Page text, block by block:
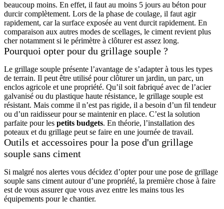
beaucoup moins. En effet, il faut au moins 5 jours au béton pour
durcir complètement. Lors de la phase de coulage, il faut agir
rapidement, car la surface exposée au vent durcit rapidement. En
comparaison aux autres modes de scellages, le ciment revient plus
cher notamment si le périmètre à clôturer est assez long.
Pourquoi opter pour du grillage souple ?
Le grillage souple présente l’avantage de s’adapter à tous les types
de terrain. Il peut être utilisé pour clôturer un jardin, un parc, un
enclos agricole et une propriété. Qu’il soit fabriqué avec de l’acier
galvanisé ou du plastique haute résistance, le grillage souple est
résistant. Mais comme il n’est pas rigide, il a besoin d’un fil tendeur
ou d’un raidisseur pour se maintenir en place. C’est la solution
parfaite pour les petits budgets. En théorie, l’installation des
poteaux et du grillage peut se faire en une journée de travail.
Outils et accessoires pour la pose d'un grillage
souple sans ciment
Si malgré nos alertes vous décidez d’opter pour une pose de grillage
souple sans ciment autour d’une propriété, la première chose à faire
est de vous assurer que vous avez entre les mains tous les
équipements pour le chantier.